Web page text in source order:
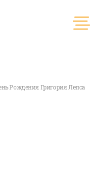
Рождения Григория Лепса